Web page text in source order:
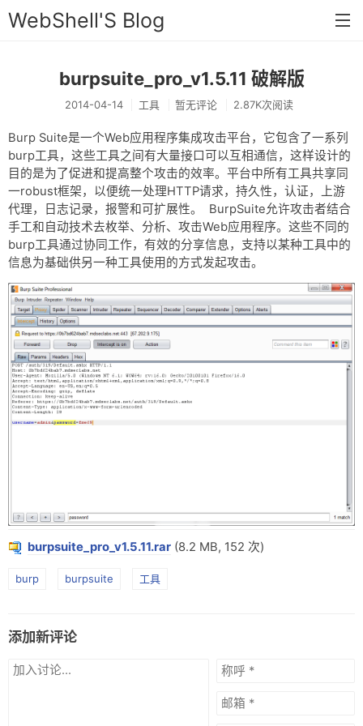
WebShell'S Blog
首页
分类
安全
新闻
技术
工具
存档
链接
Rss
burpsuite_pro_v1.5.11 破解版
2014-04-14 工具 暂无评论 2.87K次阅读
Burp Suite是一个Web应用程序集成攻击平台，它包含了一系列
burp工具，这些工具之间有大量接口可以互相通信，这样设计的
目的是为了促进和提高整个攻击的效率。平台中所有工具共享同
一robust框架，以便统一处理HTTP请求，持久性，认证，上游
代理，日志记录，报警和可扩展性。 BurpSuite允许攻击者结合
手工和自动技术去枚举、分析、攻击Web应用程序。这些不同的
burp工具通过协同工作，有效的分享信息，支持以某种工具中的
信息为基础供另一种工具使用的方式发起攻击。
burpsuite_pro_v1.5.11.rar (8.2 MB, 152 次)
burp burpsuite 工具
添加新评论